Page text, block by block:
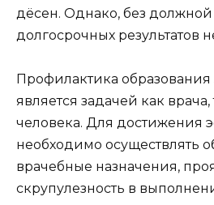
дёсен. Однако, без
долгосрочных результатов
Профилактика
является задачей как
человека. Для достижения
необходимо осуществлять
врачебные назначения,
скрупулезность в